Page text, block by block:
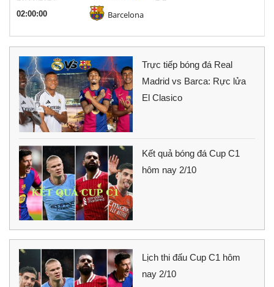
02:00:00
Barcelona
Trực tiếp bóng đá Real
Madrid vs Barca: Rực lửa
El Clasico
Kết quả bóng đá Cup C1
hôm nay 2/10
Lịch thi đấu Cup C1 hôm
nay 2/10